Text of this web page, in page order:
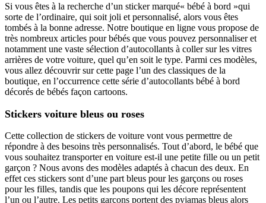
Si vous êtes à la recherche d’un sticker marqué« bébé à bord »qui
sorte de l’ordinaire, qui soit joli et personnalisé, alors vous êtes
tombés à la bonne adresse. Notre boutique en ligne vous propose de
très nombreux articles pour bébés que vous pouvez personnaliser et
notamment une vaste sélection d’autocollants à coller sur les vitres
arrières de votre voiture, quel qu’en soit le type. Parmi ces modèles,
vous allez découvrir sur cette page l’un des classiques de la
boutique, en l’occurrence cette série d’autocollants bébé à bord
décorés de bébés façon cartoons.
Stickers voiture bleus ou roses
Cette collection de stickers de voiture vont vous permettre de
répondre à des besoins très personnalisés. Tout d’abord, le bébé que
vous souhaitez transporter en voiture est-il une petite fille ou un petit
garçon ? Nous avons des modèles adaptés à chacun des deux. En
effet ces stickers sont d’une part bleus pour les garçons ou roses
pour les filles, tandis que les poupons qui les décore représentent
l’un ou l’autre. Les petits garçons portent des pyjamas bleus alors